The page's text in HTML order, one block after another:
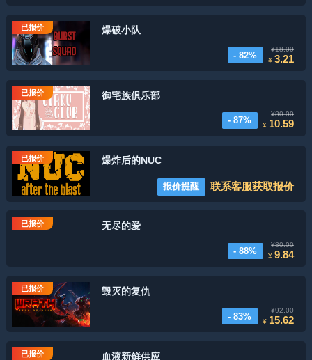
已报价 爆破小队
- 82%
¥18.00
¥3.21
已报价 御宅族俱乐部
- 87%
¥80.00
¥ 10.59
已报价 爆炸后的NUC
报价提醒 联系客服获取报价
已报价 无尽的爱
- 88%
¥80.00
¥9.84
已报价 毁灭的复仇
- 83%
¥92.00
¥ 15.62
已报价 血液新鲜供应